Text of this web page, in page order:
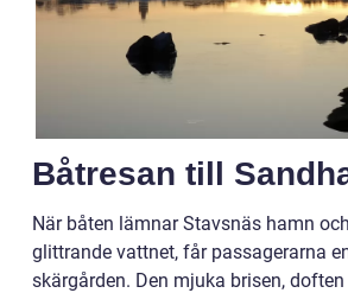
Båtresan till
När båten lämnar Stavsnäs hamn
glittrande vattnet, får passagerarna
skärgården. Den mjuka brisen,